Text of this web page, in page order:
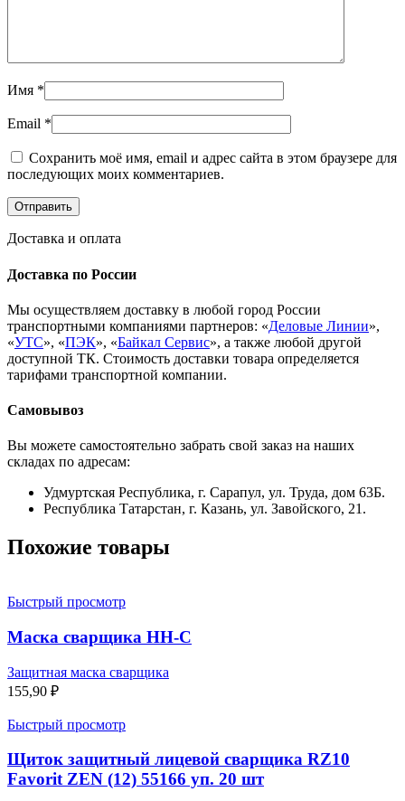
Имя *
Email *
Сохранить моё имя, email и адрес сайта в этом браузере для
последующих моих комментариев.
Доставка и оплата
Доставка по России
Мы осуществляем доставку в любой город России
транспортными компаниями партнеров: «Деловые Линии»,
«УТС», «ПЭК», «Байкал Сервис», а также любой другой
доступной ТК. Стоимость доставки товара определяется
тарифами транспортной компании.
Самовывоз
Вы можете самостоятельно забрать свой заказ на наших
складах по адресам:
Удмуртская Республика, г. Сарапул, ул. Труда, дом 63Б.
Республика Татарстан, г. Казань, ул. Завойского, 21.
Похожие товары
Быстрый просмотр
Маска сварщика НН-С
Защитная маска сварщика
155,90 ₽
Быстрый просмотр
Щиток защитный лицевой сварщика RZ10
Favorit ZEN (12) 55166 уп. 20 шт